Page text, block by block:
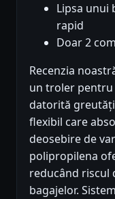
Lipsa unui
rapid
Doar 2
Recenzia
un troler pentru
datorită
flexibil care
deosebire de
polipropilena
reducând riscul
bagajelor.